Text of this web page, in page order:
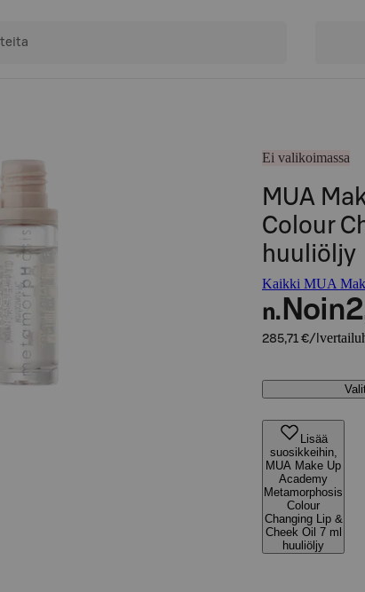
Ei valikoimassa
MUA
Colour
huuliöljy
Kaikki MUA
n. Noin
285,71 €/l
Lisää
suosikkeihin,
MUA Make Up
Academy
Metamorphosis
Colour
Changing Lip &
Cheek Oil 7 ml
huuliöljy